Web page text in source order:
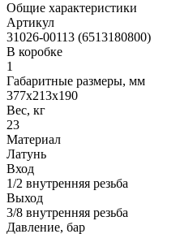
Общие характеристики
Артикул
31026-00113 (6513180800)
В коробке
1
Габаритные размеры, мм
377x213x190
Вес, кг
23
Материал
Латунь
Вход
1/2 внутренняя резьба
Выход
3/8 внутренняя резьба
Давление, бар